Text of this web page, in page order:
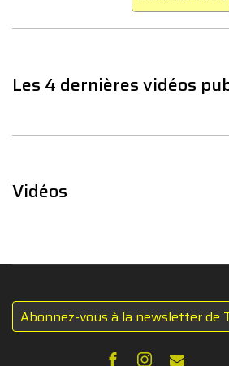
Les 4 dernières vidéos
Vidéos
Abonnez-vous à la newsletter de